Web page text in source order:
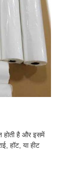
होती है और इसमें
हॉट, या हीट